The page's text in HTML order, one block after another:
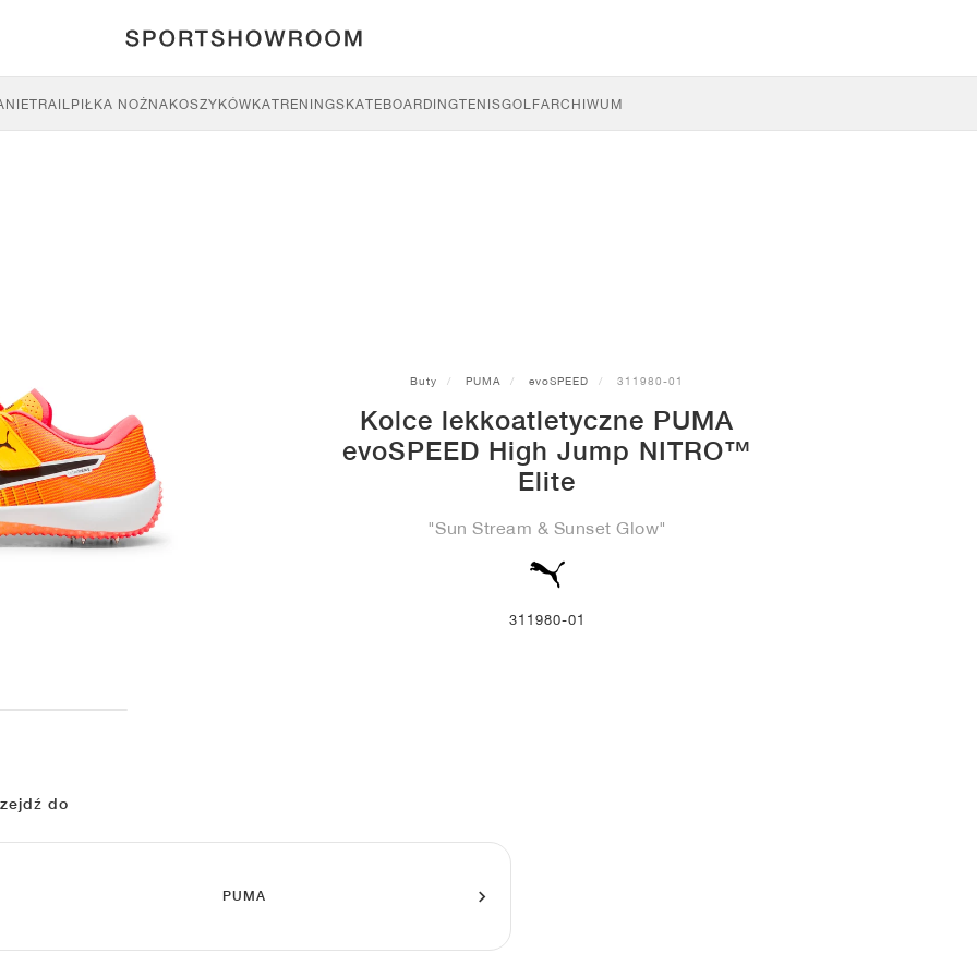
TRAILPIŁKA NOŻNAKOSZYKÓWKATRENINGSKATEBOARDINGTENISGOLFARCHIWUM
Buty PUMA evoSPEED 311980-01
Kolce lekkoatletyczne PUMA
evoSPEED High Jump NITRO™
Elite
"Sun Stream & Sunset Glow"
311980-01
do
PUMA